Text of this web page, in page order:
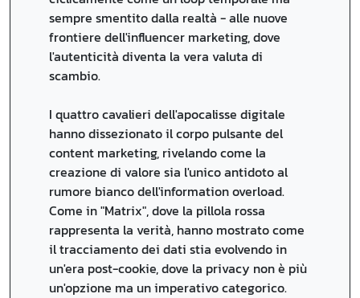
sempre smentito dalla realtà - alle nuove
frontiere dell'influencer marketing, dove
l'autenticità diventa la vera valuta di
scambio.
I quattro cavalieri dell'apocalisse digitale
hanno dissezionato il corpo pulsante del
content marketing, rivelando come la
creazione di valore sia l'unico antidoto al
rumore bianco dell'information overload.
Come in "Matrix", dove la pillola rossa
rappresenta la verità, hanno mostrato come
il tracciamento dei dati stia evolvendo in
un'era post-cookie, dove la privacy non è più
un'opzione ma un imperativo categorico.